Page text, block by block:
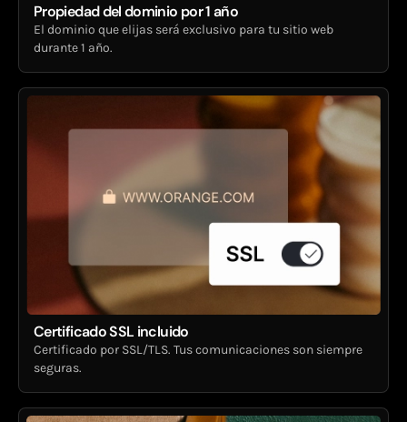
Propiedad del dominio por 1 año
El dominio que elijas será exclusivo para tu sitio web
durante 1 año.
Certificado SSL incluido
Certificado por SSL/TLS. Tus comunicaciones son siempre
seguras.